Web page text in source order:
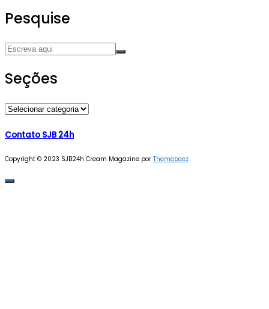
Pesquise
Seções
Seções
Contato SJB 24h
Copyright © 2023 SJB24h Cream Magazine por Themebeez